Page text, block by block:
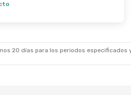
- SJJ
20 días para los periodos especificados